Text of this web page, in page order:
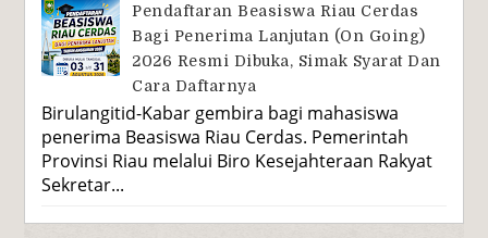
Pendaftaran Beasiswa Riau Cerdas
Bagi Penerima Lanjutan (On Going)
2026 Resmi Dibuka, Simak Syarat Dan
Cara Daftarnya
Birulangitid-Kabar gembira bagi mahasiswa
penerima Beasiswa Riau Cerdas. Pemerintah
Provinsi Riau melalui Biro Kesejahteraan Rakyat
Sekretar...